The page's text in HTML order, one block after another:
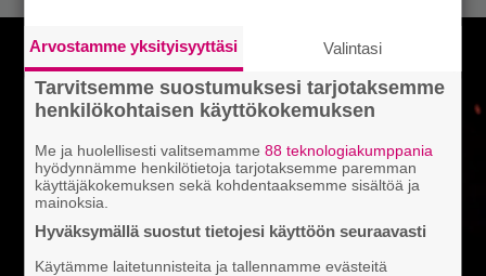
Arvostamme yksityisyyttäsi Valintasi
Tarvitsemme suostumuksesi tarjotaksemme
henkilökohtaisen käyttökokemuksen
Me ja huolellisesti valitsemamme88 teknologiakumppania
hyödynnämme henkilötietoja tarjotaksemme paremman
käyttäjäkokemuksen sekä kohdentaaksemme sisältöä ja
mainoksia.
Hyväksymällä suostut tietojesi käyttöön seuraavasti
Käytämme laitetunnisteita ja tallennamme evästeitä